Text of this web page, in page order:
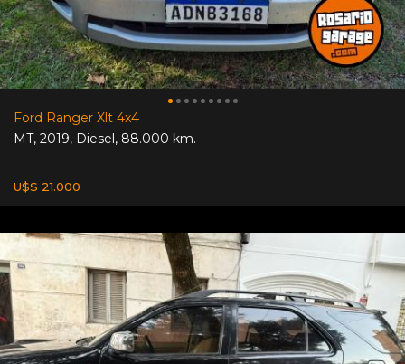
Ford Ranger Xlt 4x4
MT, 2019, Diesel, 88.000 km.
U$S 21.000